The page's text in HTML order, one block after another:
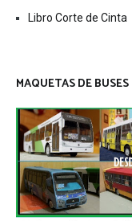
Libro Corte de Cinta
MAQUETAS DE